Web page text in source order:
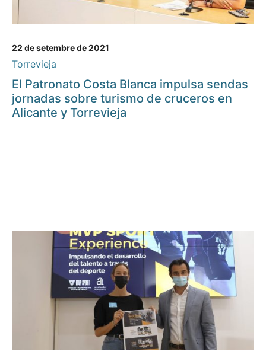
22 de setembre de 2021
Torrevieja
El Patronato Costa Blanca impulsa sendas
jornadas sobre turismo de cruceros en
Alicante y Torrevieja